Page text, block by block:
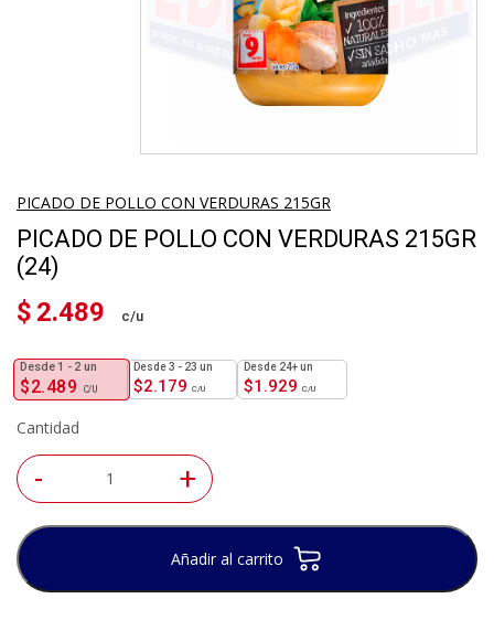
PICADO DE POLLO CON VERDURAS 215GR
PICADO DE POLLO CON VERDURAS 215GR
(24)
$ 2.489
$2.489
1 - 2 un
$2.179
3 - 23 un
$1.929
24+ un
Cantidad
- +
Añadir al carrito